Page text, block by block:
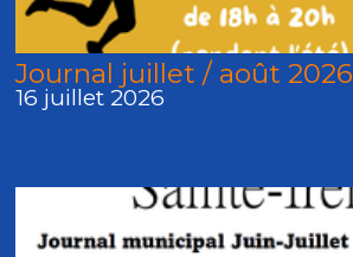
Journal juillet / août 2026
16 juillet 2026